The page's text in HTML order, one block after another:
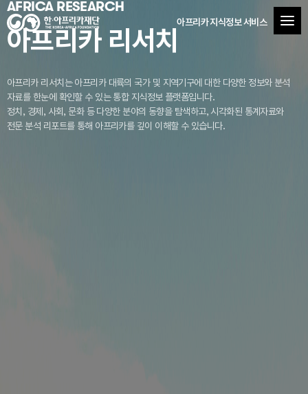
아프리카 지식정보 서비스
AFRICA RESEARCH
아프리카 리서치
아프리카 리서치는 아프리카 대륙의 국가 및 지역기구에 대한 다양한 정보와 분석
자료를 한눈에 확인할 수 있는 통합 지식정보 플랫폼입니다.
정치, 경제, 사회, 문화 등 다양한 분야의 동향을 탐색하고, 시각화된 통계자료와
전문 분석 리포트를 통해 아프리카를 깊이 이해할 수 있습니다.